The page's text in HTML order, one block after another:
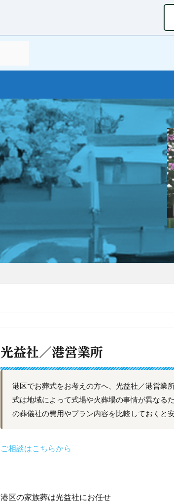
光益社／港営業所
港区でお葬式をお考えの方へ、光益社／港営業
式は地域によって式場や火葬場の事情が異なる
の葬儀社の費用やプラン内容を比較しておくと
ご相談はこちらから
港区の家族葬は光益社にお任せ